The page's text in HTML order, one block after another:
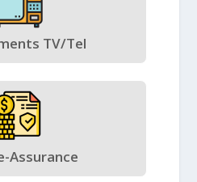
TV/Tel
Assurance